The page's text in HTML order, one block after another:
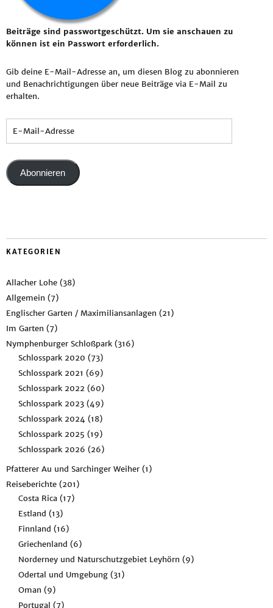
Beiträge sind passwortgeschützt. Um sie anschauen zu
können ist ein Passwort erforderlich.
Gib deine E-Mail-Adresse an, um diesen Blog zu abonnieren
und Benachrichtigungen über neue Beiträge via E-Mail zu
erhalten.
Abonnieren
KATEGORIEN
Allacher Lohe (38)
Allgemein (7)
Englischer Garten / Maximiliansanlagen (21)
Im Garten (7)
Nymphenburger Schloßpark (316)
Schlosspark 2020 (73)
Schlosspark 2021 (69)
Schlosspark 2022 (60)
Schlosspark 2023 (49)
Schlosspark 2024 (18)
Schlosspark 2025 (19)
Schlosspark 2026 (26)
Pfatterer Au und Sarchinger Weiher (1)
Reiseberichte (201)
Costa Rica (17)
Estland (13)
Finnland (16)
Griechenland (6)
Norderney und Naturschutzgebiet Leyhörn (9)
Odertal und Umgebung (31)
Oman (9)
Portugal (7)